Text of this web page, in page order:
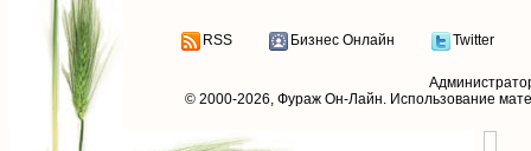
RSS Бизнес Онлайн Twitter
© 2000-2026, Фураж Он-Лайн. Использование